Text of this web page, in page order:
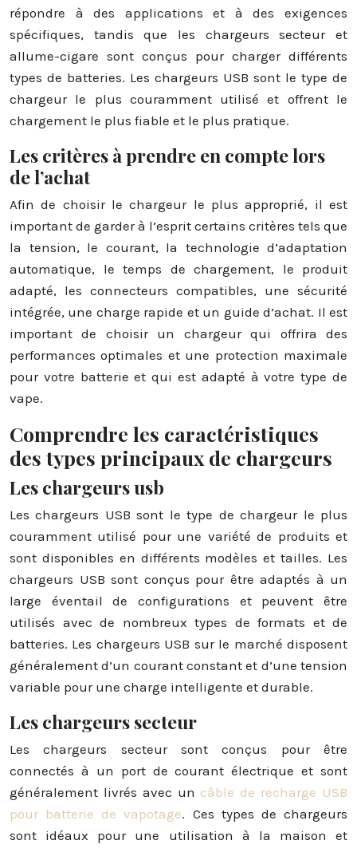
répondre à des applications et à des exigences
spécifiques, tandis que les chargeurs secteur et
allume-cigare sont conçus pour charger différents
types de batteries. Les chargeurs USB sont le type de
chargeur le plus couramment utilisé et offrent le
chargement le plus fiable et le plus pratique.
Les critères à prendre en compte lors
de l’achat
Afin de choisir le chargeur le plus approprié, il est
important de garder à l’esprit certains critères tels que
la tension, le courant, la technologie d’adaptation
automatique, le temps de chargement, le produit
adapté, les connecteurs compatibles, une sécurité
intégrée, une charge rapide et un guide d’achat. Il est
important de choisir un chargeur qui offrira des
performances optimales et une protection maximale
pour votre batterie et qui est adapté à votre type de
vape.
Comprendre les caractéristiques
des types principaux de chargeurs
Les chargeurs usb
Les chargeurs USB sont le type de chargeur le plus
couramment utilisé pour une variété de produits et
sont disponibles en différents modèles et tailles. Les
chargeurs USB sont conçus pour être adaptés à un
large éventail de configurations et peuvent être
utilisés avec de nombreux types de formats et de
batteries. Les chargeurs USB sur le marché disposent
généralement d’un courant constant et d’une tension
variable pour une charge intelligente et durable.
Les chargeurs secteur
Les chargeurs secteur sont conçus pour être
connectés à un port de courant électrique et sont
généralement livrés avec un câble de recharge USB
pour batterie de vapotage. Ces types de chargeurs
sont idéaux pour une utilisation à la maison et